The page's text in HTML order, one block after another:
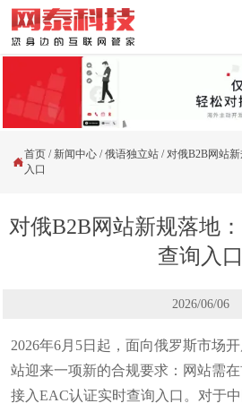

首页 / 新闻中心 /俄语独立站 /对俄B2B网站
入口
对俄B2B网站新规落地
查询入口
2026/06/06
2026年6月5日起，面向俄罗斯市场
站迎来一项新的合规要求：网站需
接入EAC认证实时查询入口。对于